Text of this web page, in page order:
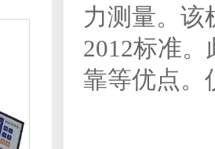
力测量。该
2012标准
靠等优点。